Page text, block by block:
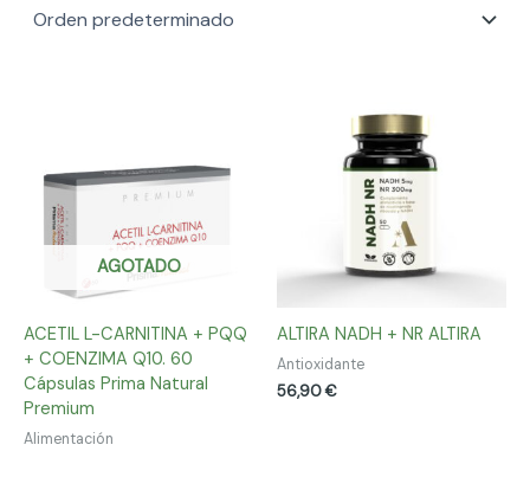
AGOTADO
ACETIL L-CARNITINA + PQQ
+ COENZIMA Q10. 60
Cápsulas Prima Natural
Premium
Alimentación
ALTIRA NADH + NR ALTIRA
Antioxidante
56,90€